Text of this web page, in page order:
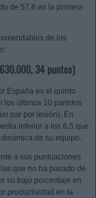
de 57,8 en la primera
de los
34 puntos)
España es el quinto
los últimos 10 partidos
par por lesión). En
inferior a los 6,5 que
de su equipo.
a sus puntuaciones
que no ha pasado de
su bajo porcentaje en
productividad en la